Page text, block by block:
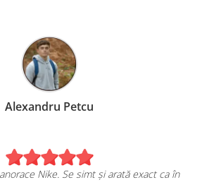
Alexandru Petcu
Nike. Se simt și arată exact ca în